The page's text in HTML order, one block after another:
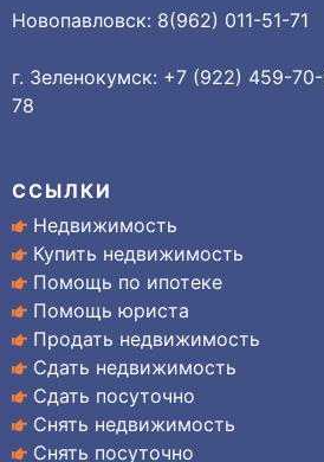
Новопавловск: 8(962) 011-51-71
г. Зеленокумск: +7 (922) 459-
78
ССЫЛКИ
Недвижимость
Купить недвижимость
Помощь по ипотеке
Помощь юриста
Продать недвижимость
Сдать недвижимость
Сдать посуточно
Снять недвижимость
Снять посуточно